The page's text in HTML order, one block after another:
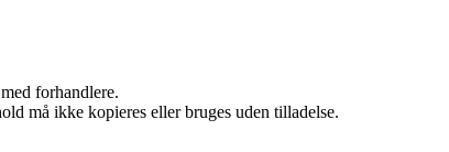
forhandlere.
må ikke kopieres eller bruges uden tilladelse.